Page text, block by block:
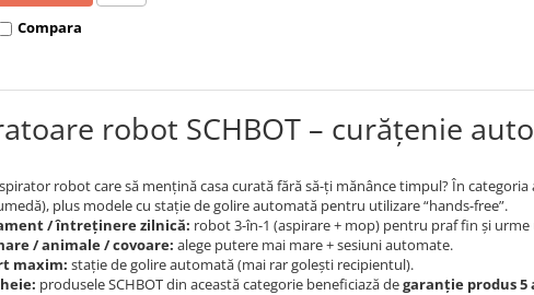
Compara
robot SCHBOT – curățenie
robot care să mențină casa curată fără să-ți mănânce timpul? În
plus modele cu stație de golire automată pentru utilizare “hands-free”.
/ întreținere zilnică: robot 3-în-1 (aspirare + mop) pentru praf fin și urme
/ animale / covoare: alege putere mai mare + sesiuni automate.
maxim: stație de golire automată (mai rar golești recipientul).
produsele SCHBOT din această categorie beneficiază degaranție produs 5